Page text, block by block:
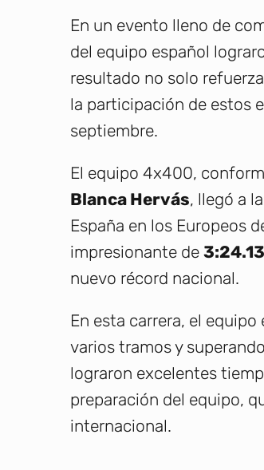
En un evento lleno de
del equipo español
resultado no solo
la participación de estos
septiembre.
El equipo 4x400,
Blanca Hervás, llegó a
España en los Europeos
impresionante de 3:24.13
nuevo récord nacional.
En esta carrera, el
varios tramos y
lograron excelentes
preparación del equipo,
internacional.